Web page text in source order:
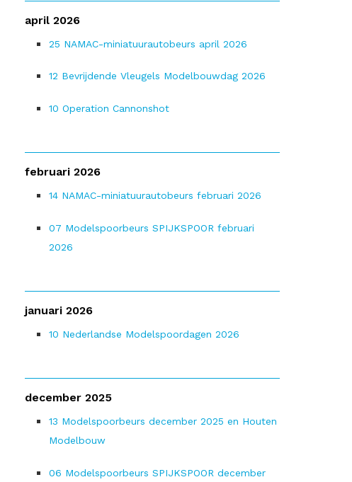
april 2026
25 NAMAC-miniatuurautobeurs april 2026
12 Bevrijdende Vleugels Modelbouwdag 2026
10 Operation Cannonshot
februari 2026
14 NAMAC-miniatuurautobeurs februari 2026
07 Modelspoorbeurs SPIJKSPOOR februari
2026
januari 2026
10 Nederlandse Modelspoordagen 2026
december 2025
13 Modelspoorbeurs december 2025 en Houten
Modelbouw
06 Modelspoorbeurs SPIJKSPOOR december